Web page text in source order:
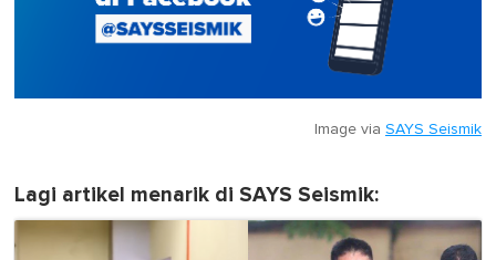
Image via SAYS Seismik
Lagi artikel menarik di SAYS Seismik: